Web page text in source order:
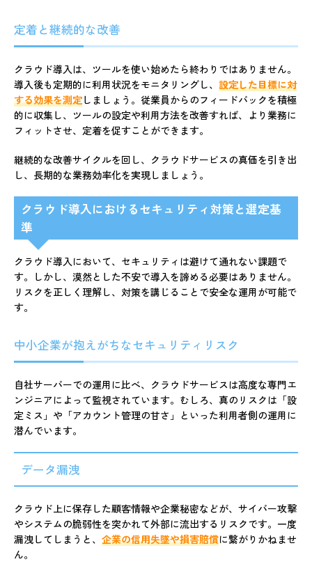
定着と継続的な改善
クラウド導入は、ツールを使い始めたら終わりではありません。
導入後も定期的に利用状況をモニタリングし、 設定した目標に対
する効果を測定しましょう。従業員からのフィードバックを積極
的に収集し、ツールの設定や利用方法を改善すれば、より業務に
フィットさせ、定着を促すことができます。
継続的な改善サイクルを回し、クラウドサービスの真価を引き出
し、長期的な業務効率化を実現しましょう。
クラウド導入におけるセキュリティ対策と選定基
準
クラウド導入において、セキュリティは避けて通れない課題で
す。しかし、漠然とした不安で導入を諦める必要はありません。
リスクを正しく理解し、対策を講じることで安全な運用が可能で
す。
中小企業が抱えがちなセキュリティリスク
自社サーバーでの運用に比べ、クラウドサービスは高度な専門エ
ンジニアによって監視されています。むしろ、真のリスクは「設
定ミス」や「アカウント管理の甘さ」といった利用者側の運用に
潜んでいます。
データ漏洩
クラウド上に保存した顧客情報や企業秘密などが、サイバー攻撃
やシステムの脆弱性を突かれて外部に流出するリスクです。一度
漏洩してしまうと、 企業の信用失墜や損害賠償に繋がりかねませ
ん。